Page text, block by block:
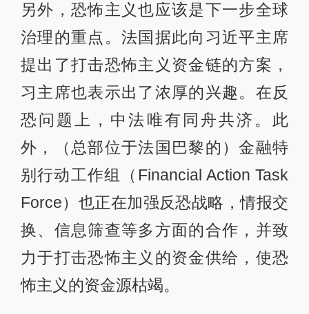
另外，恐怖主义也应该是下一步全球
治理的重点。法国据此向习近平主席
提出了打击恐怖主义资金链的方案，
习主席也表示出了浓厚的兴趣。在反
恐问题上，中法唯有同舟共济。此
外，（总部位于法国巴黎的）金融特
别行动工作组（Financial Action Task
Force）也正在加强反恐战略，情报交
换、信息筛查等多方面的合作，并致
力于打击恐怖主义的资金供给，使恐
怖主义的资金源枯竭。